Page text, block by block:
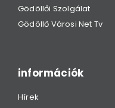
Gödöllői Szolgálat
Gödöllő Városi Net Tv
információk
Hírek